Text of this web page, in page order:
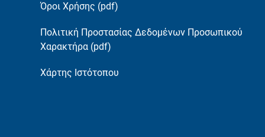
Όροι Χρήσης (pdf)
Πολιτική Προστασίας Δεδομένων Προσωπικού
Χαρακτήρα (pdf)
Χάρτης Ιστότοπου